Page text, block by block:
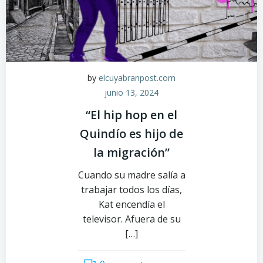
by elcuyabranpost.com
junio 13, 2024
“El hip hop en el
Quindío es hijo de
la migración”
Cuando su madre salía a
trabajar todos los días,
Kat encendía el
televisor. Afuera de su
[…]